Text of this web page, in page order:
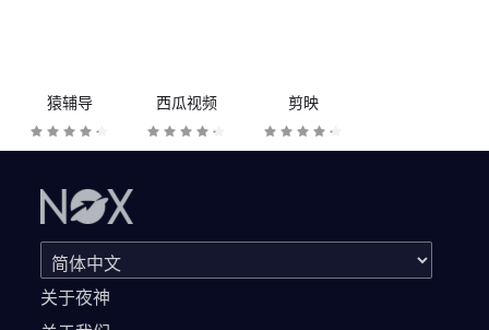
猿辅导 西瓜视频 剪映
关于夜神